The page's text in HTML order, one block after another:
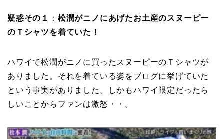
疑惑その１ ： 松潤がニノにあげたお土産のスヌーピー
のＴシャツを着ていた！
ハワイで松潤がニノに買ったスヌーピーのＴシャツが
ありました。それを着ている姿をブログに挙げていた
という事実がありました。しかもハワイ限定だったら
しいことからファンは激怒・・。